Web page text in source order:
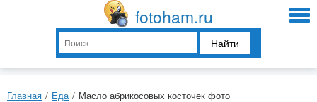
fotoham.ru
Найти
Главная / Еда / Масло абрикосовых косточек фото